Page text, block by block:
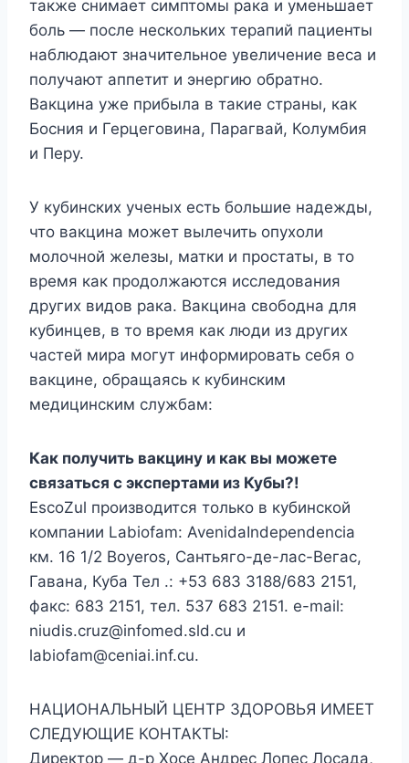
также снимает симптомы рака и уменьшает
боль — после нескольких терапий пациенты
наблюдают значительное увеличение веса и
получают аппетит и энергию обратно.
Вакцина уже прибыла в такие страны, как
Босния и Герцеговина, Парагвай, Колумбия
и Перу.
У кубинских ученых есть большие надежды,
что вакцина может вылечить опухоли
молочной железы, матки и простаты, в то
время как продолжаются исследования
других видов рака. Вакцина свободна для
кубинцев, в то время как люди из других
частей мира могут информировать себя о
вакцине, обращаясь к кубинским
медицинским службам:
Как получить вакцину и как вы можете
связаться с экспертами из Кубы?!
EscoZul производится только в кубинской
компании Labiofam: AvenidaIndependencia
км. 16 1/2 Boyeros, Сантьяго-де-лас-Вегас,
Гавана, Куба Тел .: +53 683 3188/683 2151,
факс: 683 2151, тел. 537 683 2151. e-mail:
niudis.cruz@infomed.sld.cu и
labiofam@ceniai.inf.cu.
НАЦИОНАЛЬНЫЙ ЦЕНТР ЗДОРОВЬЯ ИМЕЕТ
СЛЕДУЮЩИЕ КОНТАКТЫ:
Директор — д-р Хосе Андрес Лопес Лосада,